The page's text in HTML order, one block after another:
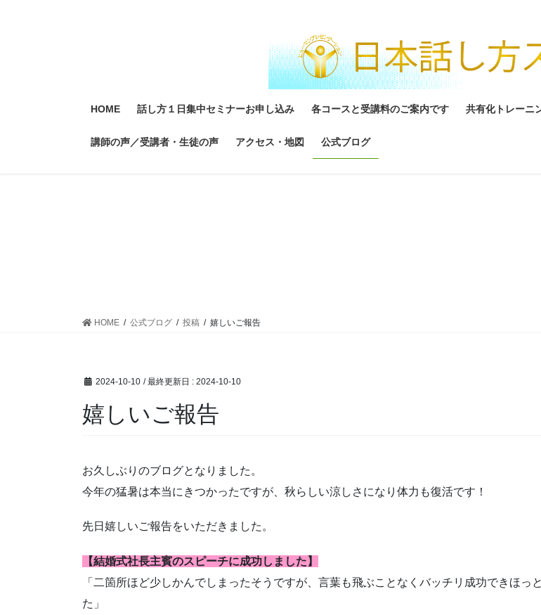
HOME 話し方１日集中セミナーお申し込み 各コースと受講料のご案内です 共有化トレーニ
講師の声／受講者・生徒の声 アクセス・地図 公式ブログ
HOME 公式ブログ 投稿 嬉しいご報告
2024-10-10 / 最終更新日 : 2024-10-10
嬉しいご報告
お久しぶりのブログとなりました。
今年の猛暑は本当にきつかったですが、秋らしい涼しさになり体力も復活です！
先日嬉しいご報告をいただきました。
【結婚式社長主賓のスピーチに成功しました】
「二箇所ほど少しかんでしまったそうですが、言葉も飛ぶことなく バッチリ成功できほっ
た」